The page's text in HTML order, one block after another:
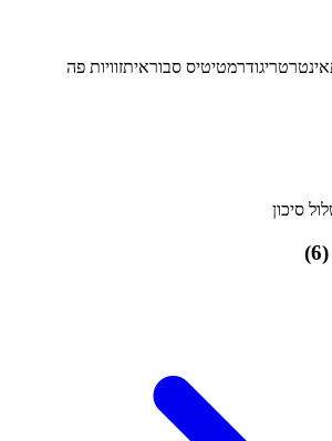
אינטרטריגודרמטיטיס סבוראיתזוויות פה
(
6
)